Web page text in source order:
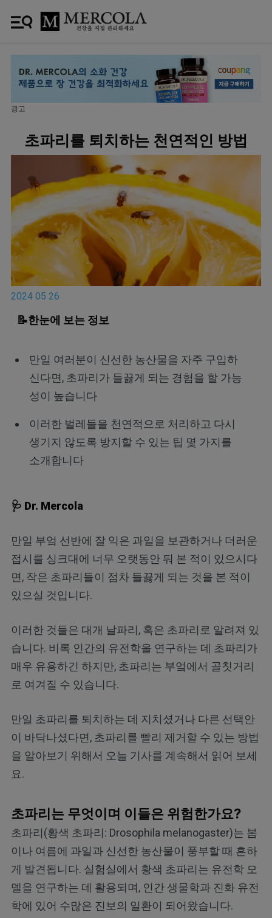
광고
초파리를 퇴치하는 천연적인 방법
2024 05 26
📝한눈에 보는 정보
만일 여러분이 신선한 농산물을 자주 구입하
신다면, 초파리가 들끓게 되는 경험을 할 가능
성이 높습니다
이러한 벌레들을 천연적으로 처리하고 다시
생기지 않도록 방지할 수 있는 팁 몇 가지를
소개합니다
🩺 Dr. Mercola
만일 부엌 선반에 잘 익은 과일을 보관하거나 더러운
접시를 싱크대에 너무 오랫동안 둬 본 적이 있으시다
면, 작은 초파리들이 점차 들끓게 되는 것을 본 적이
있으실 것입니다.
이러한 것들은 대개 날파리, 혹은 초파리로 알려져 있
습니다. 비록 인간의 유전학을 연구하는 데 초파리가
매우 유용하긴 하지만, 초파리는 부엌에서 골칫거리
로 여겨질 수 있습니다.
만일 초파리를 퇴치하는 데 지치셨거나 다른 선택안
이 바닥나셨다면, 초파리를 빨리 제거할 수 있는 방법
을 알아보기 위해서 오늘 기사를 계속해서 읽어 보세
요.
초파리는 무엇이며 이들은 위험한가요?
초파리(황색 초파리: Drosophila melanogaster)는 봄
이나 여름에 과일과 신선한 농산물이 풍부할 때 흔하
게 발견됩니다. 실험실에서 황색 초파리는 유전학 모
델을 연구하는 데 활용되며, 인간 생물학과 진화 유전
학에 있어 수많은 진보의 일환이 되어왔습니다.